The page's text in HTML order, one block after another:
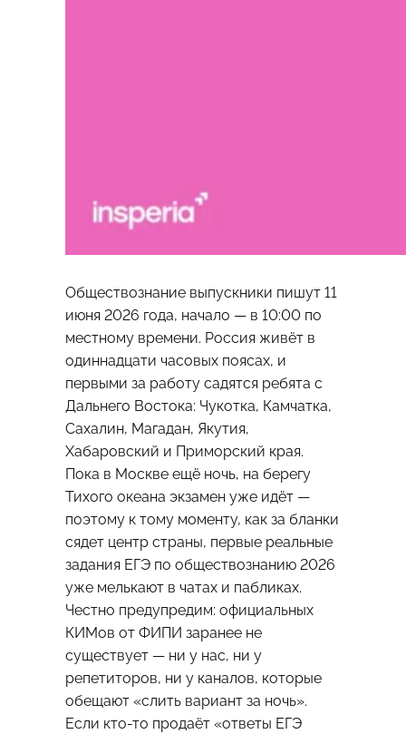
Обществознание выпускники пишут 11
июня 2026 года, начало — в 10:00 по
местному времени. Россия живёт в
одиннадцати часовых поясах, и
первыми за работу садятся ребята с
Дальнего Востока: Чукотка, Камчатка,
Сахалин, Магадан, Якутия,
Хабаровский и Приморский края.
Пока в Москве ещё ночь, на берегу
Тихого океана экзамен уже идёт —
поэтому к тому моменту, как за бланки
сядет центр страны, первые реальные
задания ЕГЭ по обществознанию 2026
уже мелькают в чатах и пабликах.
Честно предупредим: официальных
КИМов от ФИПИ заранее не
существует — ни у нас, ни у
репетиторов, ни у каналов, которые
обещают «слить вариант за ночь».
Если кто-то продаёт «ответы ЕГЭ